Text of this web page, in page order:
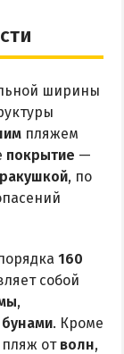
ширины
пляжем
покрытие —
, по
160
собой
,
. Кроме
пляж от волн,